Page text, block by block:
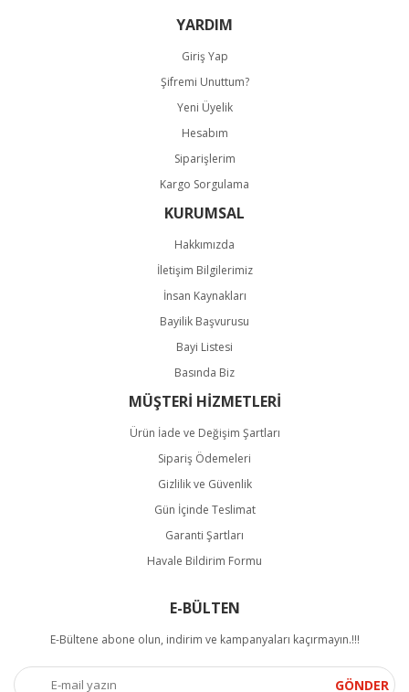
Gönder
YARDIM
Giriş Yap
Şifremi Unuttum?
Yeni Üyelik
Hesabım
Siparişlerim
Kargo Sorgulama
KURUMSAL
Hakkımızda
İletişim Bilgilerimiz
İnsan Kaynakları
Bayilik Başvurusu
Bayi Listesi
Basında Biz
MÜŞTERİ HİZMETLERİ
Ürün İade ve Değişim Şartları
Sipariş Ödemeleri
Gizlilik ve Güvenlik
Gün İçinde Teslimat
Garanti Şartları
Havale Bildirim Formu
E-BÜLTEN
E-Bültene abone olun, indirim ve kampanyaları kaçırmayın.!!!
GÖNDER